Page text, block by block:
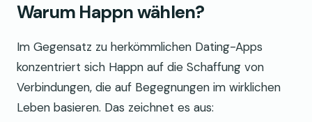
Warum Happn wählen?
Im Gegensatz zu herkömmlichen Dating-Apps
konzentriert sich Happn auf die Schaffung von
Verbindungen, die auf Begegnungen im wirklichen
Leben basieren. Das zeichnet es aus: